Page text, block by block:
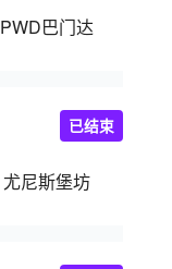
PWD巴门达
尤尼斯堡坊
已结束